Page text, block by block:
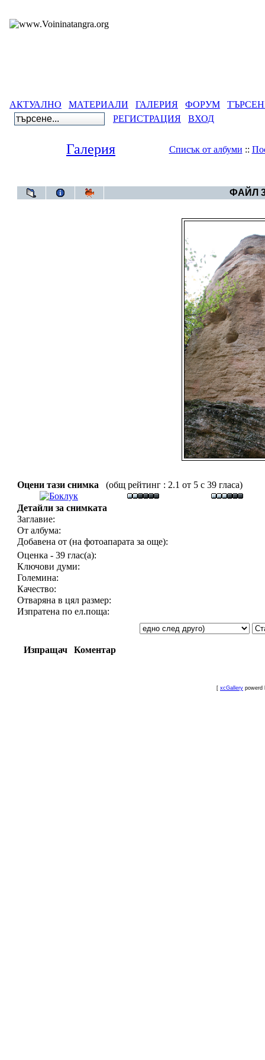
АКТУАЛНО МАТЕРИАЛИ ГАЛЕРИЯ ФОРУМ
РЕГИСТРАЦИЯ
ВХОД
Галерия Списък от албуми ::
ФАЙЛ
Оцени тази снимка (общ рейтинг : 2.1 от 5 с 39 гласа)
Детайли за снимката
Заглавие:
От албума:
Добавена от (на фотоапарата за още):
Оценка - 39 глас(а):
Ключови думи:
Големина:
Качество:
Отваряна в цял размер:
Изпратена по ел.поща:
Изпращач Коментар
[ xcGallery